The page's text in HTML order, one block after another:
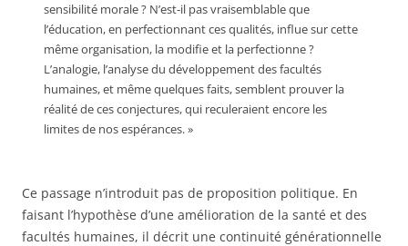
sensibilité morale ? N’est-il pas vraisemblable que
l’éducation, en perfectionnant ces qualités, influe sur cette
même organisation, la modifie et la perfectionne ?
L’analogie, l’analyse du développement des facultés
humaines, et même quelques faits, semblent prouver la
réalité de ces conjectures, qui reculeraient encore les
limites de nos espérances. »
Ce passage n’introduit pas de proposition politique. En
faisant l’hypothèse d’une amélioration de la santé et des
facultés humaines, il décrit une continuité générationnelle